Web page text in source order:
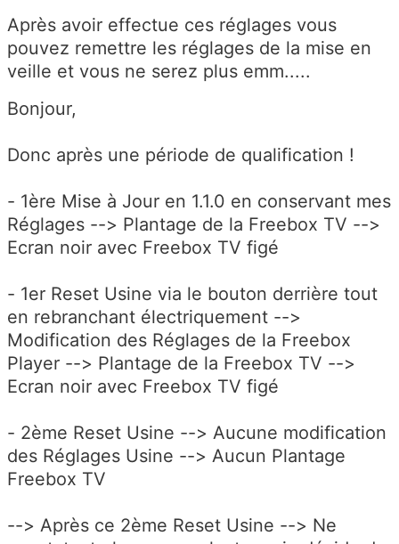
Après avoir effectue ces réglages vous
pouvez remettre les réglages de la mise en
veille et vous ne serez plus emm.....
Bonjour,
Donc après une période de qualification !
- 1ère Mise à Jour en 1.1.0 en conservant mes
Réglages --> Plantage de la Freebox TV -->
Ecran noir avec Freebox TV figé
- 1er Reset Usine via le bouton derrière tout
en rebranchant électriquement -->
Modification des Réglages de la Freebox
Player --> Plantage de la Freebox TV -->
Ecran noir avec Freebox TV figé
- 2ème Reset Usine --> Aucune modification
des Réglages Usine --> Aucun Plantage
Freebox TV
--> Après ce 2ème Reset Usine --> Ne